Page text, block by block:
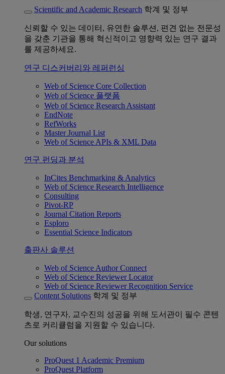
Scientific and Academic Research 학계 및 정부
신뢰할 수 있는 데이터, 유연한 솔루션, 편견 없는 전문성
을 갖춘 기관을 통해 혁신적이고 영향력 있는 연구 결과
를 제공하세요.
연구 디스커버리와 레퍼런싱
Web of Science Core Collection
Web of Science 플랫폼
Web of Science Research Assistant
EndNote
RefWorks
Master Journal List
Web of Science APIs & XML Data
연구 펀딩과 분석
InCites Benchmarking & Analytics
Web of Science Research Intelligence
Consulting
Pivot-RP
Journal Citation Reports
Esploro
Essential Science Indicators
출판사 솔루션
Web of Science Author Connect
Web of Science Reviewer Locator
Web of Science Reviewer Recognition Service
Content Solutions 학계 및 정부
학생, 연구자, 교수진의 성공을 위해 도서관이 필수 콘텐
츠로 커리큘럼을 지원할 수 있습니다.
Our solutions
ProQuest 1 Academic Premium
ProQuest Platform